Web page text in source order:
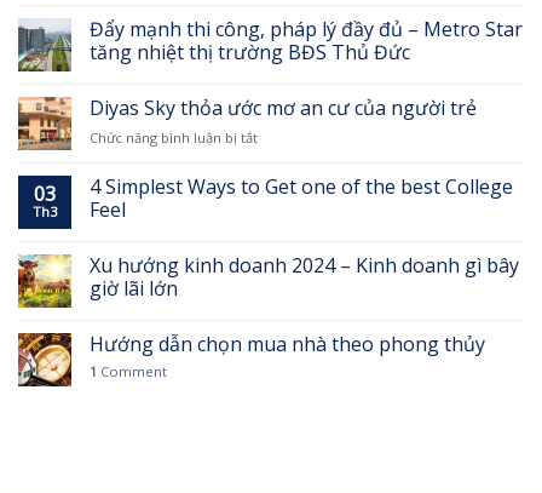
Suối
Tiên
khi
mua
nhà
ai
Metro
Star
thu
giới
tư
Hàn
Metro
Đẩy mạnh thi công, pháp lý đầy đủ – Metro Star
tăng nhiệt thị trường BĐS Thủ Đức
Diyas Sky thỏa ước mơ an cư của người trẻ
Chức năng bình luận bị tắtở
Sky
thỏa
an
trẻ
03
Th3
4 Simplest Ways to Get one of the best College
Feel
Xu hướng kinh doanh 2024 – Kinh doanh gì bây
giờ lãi lớn
Hướng dẫn chọn mua nhà theo phong thủy
1 Comment